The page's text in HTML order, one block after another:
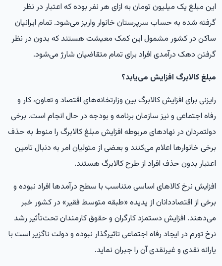
این مبلغ یک میلیون تومان به ازای هر نفر بوده که اعتبار در نظر
گرفته شده به حساب سرپرستان خانوار واریز می‌شود. تمام ایرانیان
ساکن در کشور مشمول این کمک معیشت هستند که بدون در نظر
گرفتن دهک درآمدی افراد برای تمام متقاضیان شارژ می‌شود.
مبلغ کالابرگ افزایش می‌یابد؟
رایزنی برای افزایش کالابرگ بین وزارتخانه‌های اقتصاد و تعاون، کار و
رفاه اجتماعی و نیز سازمان برنامه و بودجه در حال انجام است. برخی
دولتمردان در نهادهای مربوطه افزایش مبلغ کالابرگ را منوط به حذف
برخی خانوارها اعلام می‌کنند و بعضی از متولیان امر به دنبال تامین
اعتبار بدون حذف افراد از طرح کالابرگ هستند.
افزایش نرخ کالاهای اساسی متناسب با سطح درآمدها افراد نبوده و
برخی از اقتصاددانان از پدیده «طبقه متوسط فقیر» در کشور خبر
می‌دهند. افزایش دستمزد کارگران و حقوق کارمندان تحت‌تأثیر رشد
نرخ تورم در ایجاد رفاه اجتماعی تاثیرگذار نبوده و دولت ناگزیر است با
یارانه نقدی و غیرنقدی آن را جبران نماید.